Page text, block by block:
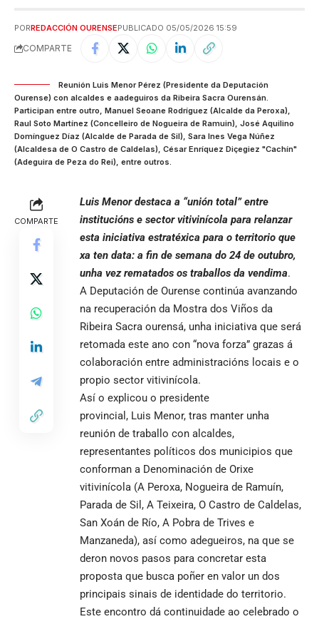
PORREDACCIÓN OURENSEPUBLICADO 05/05/2026 15:59
COMPARTE
Reunión Luis Menor Pérez (Presidente da Deputación
Ourense) con alcaldes e aadeguiros da Ribeira Sacra Ourensán.
Participan entre outro, Manuel Seoane Rodríguez (Alcalde da Peroxa),
Raul Soto Martínez (Concelleiro de Nogueira de Ramuin), José Aquilino
Domínguez Díaz (Alcalde de Parada de Sil), Sara Ines Vega Núñez
(Alcaldesa de O Castro de Caldelas), César Enríquez Diçegiez "Cachín"
(Adeguira de Peza do Rei), entre outros.
COMPARTE
Luis Menor destaca a “unión total” entre
institucións e sector vitivinícola para relanzar
esta iniciativa estratéxica para o territorio que
xa ten data: a fin de semana do 24 de outubro,
unha vez rematados os traballos da vendima.
A Deputación de Ourense continúa avanzando
na recuperación da Mostra dos Viños da
Ribeira Sacra ourensá, unha iniciativa que será
retomada este ano con “nova forza” grazas á
colaboración entre administracións locais e o
propio sector vitivinícola.
Así o explicou o presidente
provincial, Luis Menor, tras manter unha
reunión de traballo con alcaldes,
representantes políticos dos municipios que
conforman a Denominación de Orixe
vitivinícola (A Peroxa, Nogueira de Ramuín,
Parada de Sil, A Teixeira, O Castro de Caldelas,
San Xoán de Río, A Pobra de Trives e
Manzaneda), así como adegueiros, na que se
deron novos pasos para concretar esta
proposta que busca poñer en valor un dos
principais sinais de identidade do territorio.
Este encontro dá continuidade ao celebrado o